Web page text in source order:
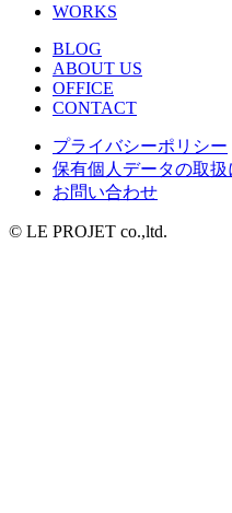
WORKS
BLOG
ABOUT US
OFFICE
CONTACT
プライバシーポリシー
保有個人データの取扱
お問い合わせ
© LE PROJET co.,ltd.